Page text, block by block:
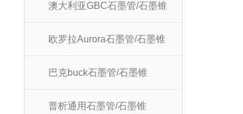
澳大利亚GBC石墨管/石墨锥
欧罗拉Aurora石墨管/石墨锥
巴克buck石墨管/石墨锥
普析通用石墨管/石墨锥